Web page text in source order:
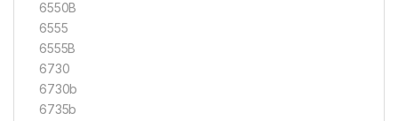
6550B
6555
6555B
6730
6730b
6735b